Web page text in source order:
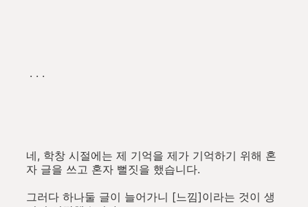
. . .
네, 학창 시절에는 제 기억을 제가 기억하기 위해 혼
자 글을 쓰고 혼자 뻘짓을 했습니다.
그러다 하나둘 글이 늘어가니 [느낌]이라는 것이 생